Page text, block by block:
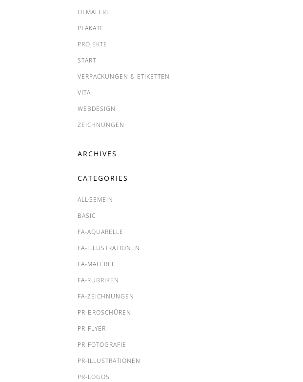
ÖLMALEREI
PLAKATE
PROJEKTE
START
VERPACKUNGEN & ETIKETTEN
VITA
WEBDESIGN
ZEICHNUNGEN
ARCHIVES
CATEGORIES
ALLGEMEIN
BASIC
FA-AQUARELLE
FA-ILLUSTRATIONEN
FA-MALEREI
FA-RUBRIKEN
FA-ZEICHNUNGEN
PR-BROSCHÜREN
PR-FLYER
PR-FOTOGRAFIE
PR-ILLUSTRATIONEN
PR-LOGOS